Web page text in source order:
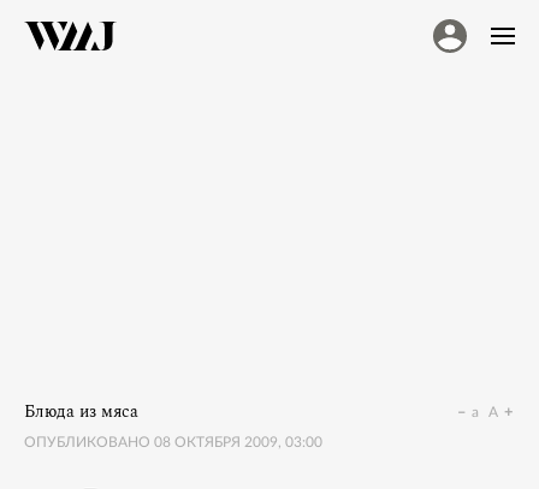
Блюда из мяса
ОПУБЛИКОВАНО 08 ОКТЯБРЯ 2009, 03:00
a A